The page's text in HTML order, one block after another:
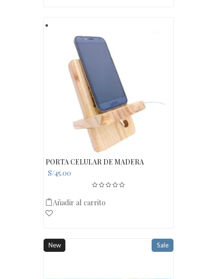
PORTA CELULAR DE MADERA
S/45.00
Añadir al carrito
Sale
New